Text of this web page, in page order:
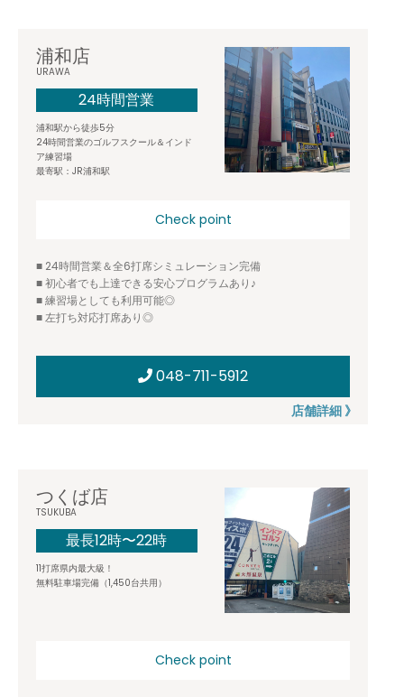
浦和店
URAWA
24時間営業
浦和駅から徒歩5分
24時間営業のゴルフスクール＆インド
ア練習場
最寄駅：JR浦和駅
Check point
■ 24時間営業＆全6打席シミュレーション完備
■ 初心者でも上達できる安心プログラムあり♪
■ 練習場としても利用可能◎
■ 左打ち対応打席あり◎
048-711-5912
店舗詳細 》
つくば店
TSUKUBA
最長12時〜22時
11打席県内最大級！
無料駐車場完備（1,450台共用）
Check point